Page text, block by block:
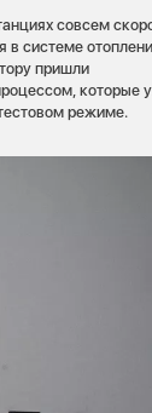
совсем
в системе
пришли
которые
режиме.